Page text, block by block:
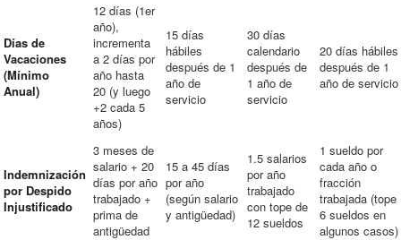
Días de
Vacaciones
(Mínimo
Anual)
12 días (1er
año),
incrementa
a 2 días por
año hasta
20 (y luego
+2 cada 5
años)
15 días
hábiles
después de 1
año de
servicio
30 días
calendario
después de
1 año de
servicio
20 días hábiles
después de 1
año de servicio
Indemnización
por Despido
Injustificado
3 meses de
salario + 20
días por año
trabajado +
prima de
antigüedad
15 a 45 días
por año
(según salario
y antigüedad)
1.5 salarios
por año
trabajado
con tope de
12 sueldos
1 sueldo por
cada año o
fracción
trabajada (tope
6 sueldos en
algunos casos)